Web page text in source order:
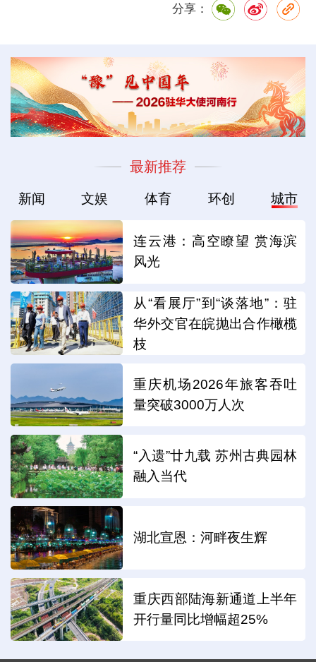
分享：
最新推荐
新闻 文娱 体育 环创 城市
连云港：高空瞭望 赏海滨
风光
从“看展厅”到“谈落地”：驻
华外交官在皖抛出合作橄榄
枝
重庆机场2026年旅客吞吐
量突破3000万人次
“入遗”廿九载 苏州古典园林
融入当代
湖北宣恩：河畔夜生辉
重庆西部陆海新通道上半年
开行量同比增幅超25%